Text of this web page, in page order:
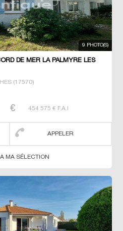
9 PHOTO(S)
DE MER LA PALMYRE LES
(17570)
454 575 € F.A.I
APPELER
MA SÉLECTION